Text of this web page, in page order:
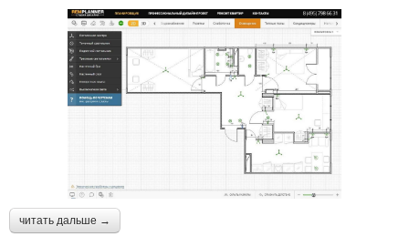
читать дальше →